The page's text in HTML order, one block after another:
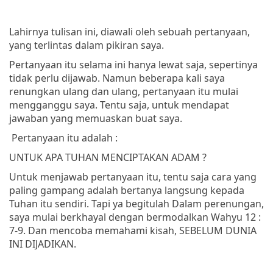
Lahirnya tulisan ini, diawali oleh sebuah pertanyaan,
yang terlintas dalam pikiran saya.
Pertanyaan itu selama ini hanya lewat saja, sepertinya
tidak perlu dijawab. Namun beberapa kali saya
renungkan ulang dan ulang, pertanyaan itu mulai
mengganggu saya. Tentu saja, untuk mendapat
jawaban yang memuaskan buat saya.
Pertanyaan itu adalah :
UNTUK APA TUHAN MENCIPTAKAN ADAM ?
Untuk menjawab pertanyaan itu, tentu saja cara yang
paling gampang adalah bertanya langsung kepada
Tuhan itu sendiri. Tapi ya begitulah Dalam perenungan,
saya mulai berkhayal dengan bermodalkan Wahyu 12 :
7-9. Dan mencoba memahami kisah, SEBELUM DUNIA
INI DIJADIKAN.